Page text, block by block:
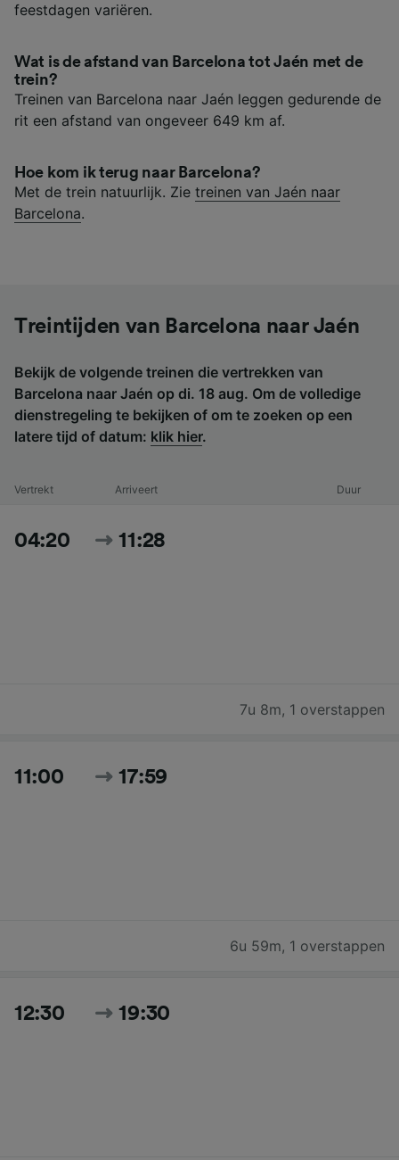
feestdagen variëren.
Wat is de afstand van Barcelona tot Jaén met de
trein?
Treinen van Barcelona naar Jaén leggen gedurende de
rit een afstand van ongeveer 649 km af.
Hoe kom ik terug naar Barcelona?
Met de trein natuurlijk. Zie treinen van Jaén naar
Barcelona.
Treintijden van Barcelona naar Jaén
Bekijk de volgende treinen die vertrekken van
Barcelona naar Jaén op di. 18 aug. Om de volledige
dienstregeling te bekijken of om te zoeken op een
latere tijd of datum: klik hier.
Vertrekt Arriveert Duur
04:20 11:28
7u 8m, 1 overstappen
11:00 17:59
6u 59m, 1 overstappen
12:30 19:30